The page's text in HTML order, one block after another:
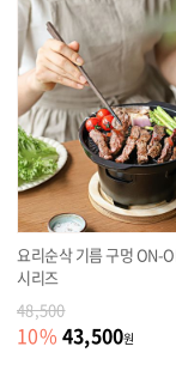
요리순삭 기름 구멍 ON-
시리즈
48,500
10% 43,500원